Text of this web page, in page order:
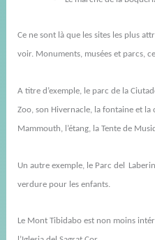
Ce ne sont là que les sites les plus
voir. Monuments, musées et parcs,
A titre d’exemple, le parc de la
Zoo, son Hivernacle, la fontaine et la
Mammouth, l’étang, la Tente de
Un autre exemple, le Parc del
verdurepour les enfants.
Le Mont Tibidabo est non moins